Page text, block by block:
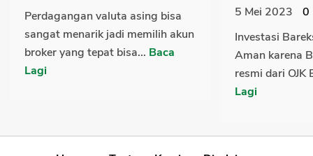
Perdagangan valuta asing bisa
sangat menarik jadi memilih akun
broker yang tepat bisa... Baca
Lagi
5 Mei 2023 0
Investasi
Aman karena
resmi dari OJK
Lagi